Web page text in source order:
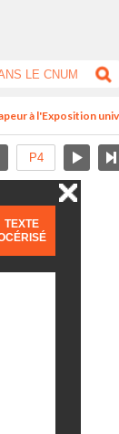
à l'Exposition
TEXTE